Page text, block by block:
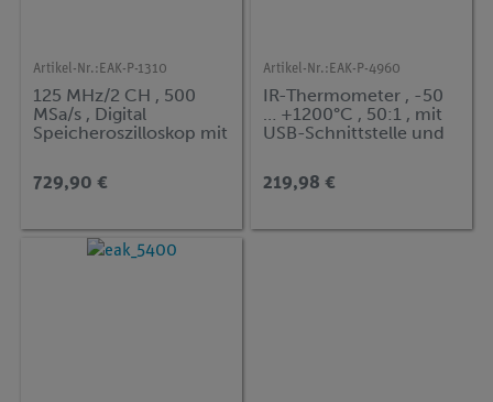
Artikel-Nr.: EAK-P-1310
125 MHz/2 CH , 500
MSa/s , Digital
Speicheroszilloskop mit
729,90 €
Artikel-Nr.: EAK-P-4960
IR-Thermometer , -50
… +1200°C , 50:1 , mit
USB-Schnittstelle und
219,98 €